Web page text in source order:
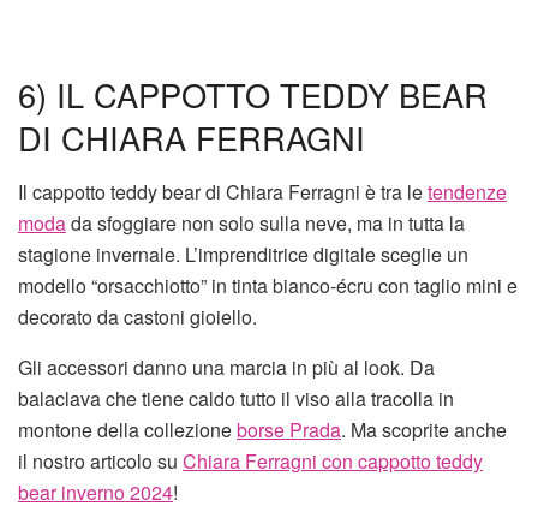
6) IL CAPPOTTO TEDDY BEAR
DI CHIARA FERRAGNI
Il cappotto teddy bear di Chiara Ferragni è tra letendenze
modada sfoggiare non solo sulla neve, ma in tutta la
stagione invernale. L’imprenditrice digitale sceglie un
modello “orsacchiotto” in tinta bianco-écru con taglio mini e
decorato da castoni gioiello.
Gli accessori danno una marcia in più al look. Da
balaclava che tiene caldo tutto il viso alla tracolla in
montone della collezioneborse Prada. Ma scoprite anche
il nostro articolo su Chiara Ferragni con cappotto teddy
bear inverno 2024!